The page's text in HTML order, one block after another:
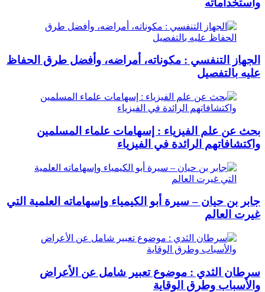
واستخداماته
الجهاز التنفسي : مكوناته، أمراضه، وأفضل طرق الحفاظ
عليه بالتفصيل
بحث عن علم الفيزياء : إسهامات علماء المسلمين
واكتشافاتهم الرائدة في الفيزياء
جابر بن حيان – سيرة أبو الكيمياء وإسهاماته العلمية التي
غيرت العالم
سرطان الثدي : موضوع تعبير شامل عن الأعراض
والأسباب وطرق الوقاية